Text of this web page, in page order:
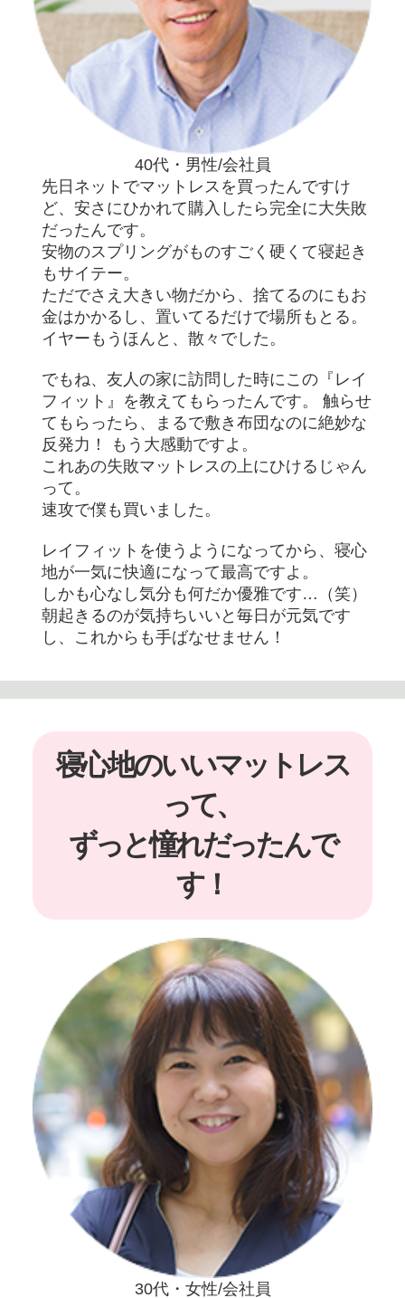
40代・男性/会社員
先日ネットでマットレスを買ったんですけ
ど、安さにひかれて購入したら完全に大失敗
だったんです。
安物のスプリングがものすごく硬くて寝起き
もサイテー。
ただでさえ大きい物だから、捨てるのにもお
金はかかるし、置いてるだけで場所もとる。
イヤーもうほんと、散々でした。
でもね、友人の家に訪問した時にこの『レイ
フィット』を教えてもらったんです。 触らせ
てもらったら、まるで敷き布団なのに絶妙な
反発力！ もう大感動ですよ。
これあの失敗マットレスの上にひけるじゃん
って。
速攻で僕も買いました。
レイフィットを使うようになってから、寝心
地が一気に快適になって最高ですよ。
しかも心なし気分も何だか優雅です…（笑）
朝起きるのが気持ちいいと毎日が元気です
し、これからも手ばなせません！
寝心地のいいマットレス
って、
ずっと憧れだったんで
す！
30代・女性/会社員